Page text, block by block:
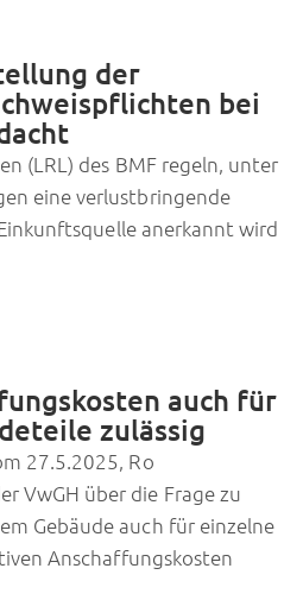
der
bei
(LRL) des BMF regeln, unter
eine verlustbringende
anerkannt wird
auch für
zulässig
27.5.2025, Ro
VwGH über die Frage zu
Gebäude auch für einzelne
Anschaffungskosten